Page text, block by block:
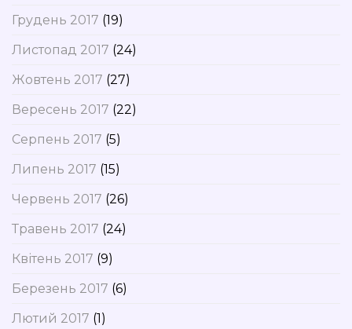
Грудень 2017 (19)
Листопад 2017 (24)
Жовтень 2017 (27)
Вересень 2017 (22)
Серпень 2017 (5)
Липень 2017 (15)
Червень 2017 (26)
Травень 2017 (24)
Квітень 2017 (9)
Березень 2017 (6)
Лютий 2017 (1)